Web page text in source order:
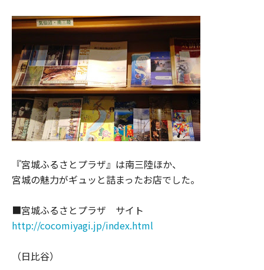
『宮城ふるさとプラザ』は南三陸ほか、
宮城の魅力がギュッと詰まったお店でした。
■宮城ふるさとプラザ サイト
http://cocomiyagi.jp/index.html
（日比谷）